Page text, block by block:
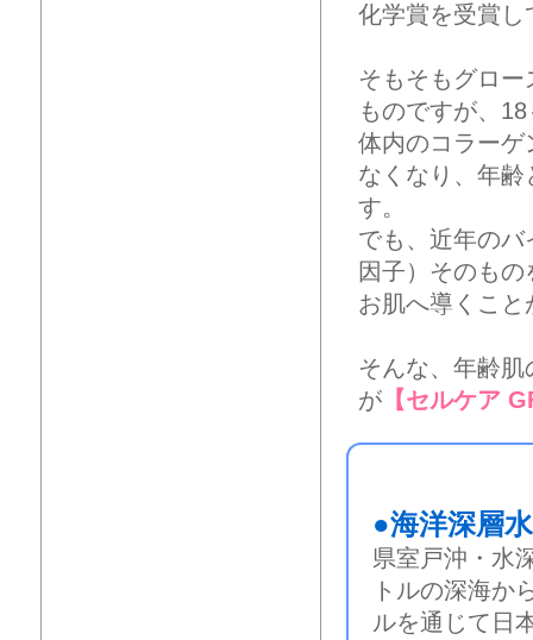
化学賞を受賞し
そもそもグロ
ものですが、
体内のコラーゲ
なくなり、年
す。
でも、近年の
因子）そのも
お肌へ導くこ
そんな、年齢
が 【セルケア
●海洋深層
県室戸沖・水
トルの深海か
ルを通じて日